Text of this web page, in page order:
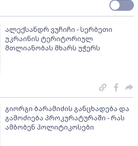
ალექსანდრ ვუჩიჩი - სერბეთი
უკრაინის ტერიტორიულ
მთლიანობას მხარს უჭერს
გიორგი ბარამიძის განცხადება და
გამოძიება პროკურატურაში - რას
ამბობენ პოლიტიკოსები